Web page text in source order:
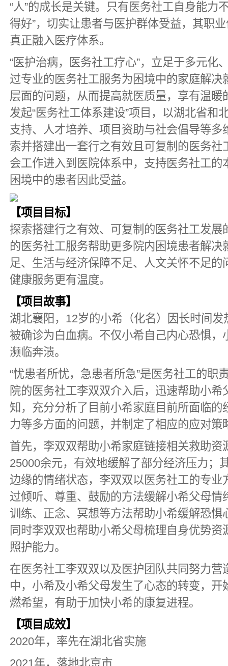
“人”的成长是关键。只有医务社工自身能力
得好”，切实让患者与医护群体受益，其职
真正融入医疗体系。
“医护治病，医务社工疗心”，立足于多元化
过专业的医务社工服务为困境中的家庭解
层面的问题，从而提高就医质量，享有温
发起“医务社工体系建设”项目，以湖北省和
支持、人才培养、项目资助与社会倡导等
索并搭建出一套行之有效且可复制的医务
会工作进入到医院体系中，支持医务社工
困境中的患者因此受益。
【项目目标】
探索搭建行之有效、可复制的医务社工发
的医务社工服务帮助更多院内困境患者解
足、生活与经济保障不足、人文关怀不足
健康服务更有温度。
【项目故事】
湖北襄阳，12岁的小希（化名）因长时间
被确诊为白血病。不仅小希自己内心恐惧
濒临奔溃。
“忧患者所忧，急患者所急”是医务社工的职
院的医务社工李双双介入后，迅速帮助小
知，充分分析了目前小希家庭目前所面临
力等多方面的问题，并制定了相应的应对策
首先，李双双帮助小希家庭链接相关救助资
25000余元，有效地缓解了部分经济压力；
边缘的情绪状态，李双双以医务社工的专
过倾听、尊重、鼓励的方法缓解小希父母
训练、正念、冥想等方法帮助小希缓解恐
同时李双双也帮助小希父母梳理自身优势
照护能力。
在医务社工李双双以及医护团队共同努力
中，小希及小希父母发生了心态的转变，
燃希望，有助于加快小希的康复进程。
【项目成效】
2020年，率先在湖北省实施
2021年，落地北京市